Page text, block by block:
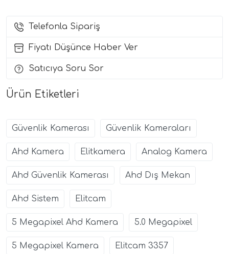
Telefonla Sipariş
Fiyatı Düşünce Haber Ver
Satıcıya Soru Sor
Ürün Etiketleri
Güvenlik Kamerası Güvenlik Kameraları
Ahd Kamera Elitkamera Analog Kamera
Ahd Güvenlik Kamerası Ahd Dış Mekan
Ahd Sistem Elitcam
5 Megapixel Ahd Kamera 5.0 Megapixel
5 Megapixel Kamera Elitcam 3357